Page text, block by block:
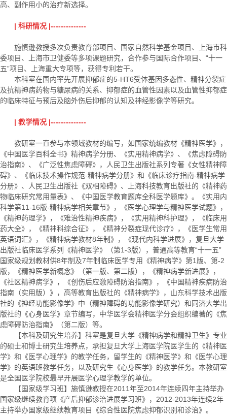
高、副作用小的治疗新选择。
| 科研情况 |--------------
施慎逊教授多次负责教育部项目、国家自然科学基金项目、上海市科
委项目、上海市卫健委等多项课题研究，合作参与国际合作项目、“十一
五”项目、上海重大专项等，获得专利若干。
本科室在国内率先开展抑郁症的5-HT6受体基因多态性、精神分裂症
及抗精神病药物与糖尿病的关系、抑郁症的血管性因素以及血管性抑郁症
的临床特征与预后及脑外伤后抑郁的认知及神经影像学等研究。
| 教学情况 |--------------
教研室一直参与本领域教材的编写，如国家统编教材《精神医学》，
《中国医学百科全书》精神病学分册、《实用精神病学》、《焦虑障碍防
治指南》、《广泛性焦虑障碍》，人民卫生出版社系列专著《女性精神障
碍》、《临床技术操作规范-精神病学分册》和《临床诊疗指南-精神病学
分册》、人民卫生出版社《双相障碍》、上海科技教育出版社的《精神药
物临床研究常用量表》、《中国医学教育题库全科医学题库》。《实用内
科学第11-16版-精神病学相关章节》，《医学心理学与精神医学试题》，
《精神药理学》，《难治性精神疾病》，《实用精神科护理》，《临床用
药大全》，《精神科综合征》，《精神分裂症现代诊疗》，《医学生常用
英语词汇》，《精神病学教材8年制》，《现代内科学进展》，复旦大学
出版社临床医学系列《精神医学》（第1-3版），普通高等教育“十一五”
国家级规划教材供8年制及7年制临床医学专用《精神病学》第1版、第-2
版，《精神医学新概念》（第一版、第二版），《精神病学新进展》，
《社区精神病学》，《创伤后应激障碍防治指南》，《中国精神疾病防治
指南（实用版）》，高等教育出版社的《精神病学》，山东科学技术出版
社的《神经功能影像学》中（精神障碍的功能影像学研究）和同济大学出
版社的《心身医学》章节编写，中华医学会精神医学分会组织编著的《焦
虑障碍防治指南》（第二版）等。
【本科及研究生培养】科室是复旦大学《精神病学和精神卫生》专业
的硕士和博士研究生培养点，承担复旦大学上海医学院医学生的《精神医
学》和《医学心理学》的教学任务，留学生的《精神医学》和《医学心理
学》的英语班教学任务，以及研究生《心身医学》的教学任务。本教研室
是全国医学院校最早开展医学心理学教学的单位。
【国家级学习班】施慎逊教授在2011年至2014年连续四年主持举办
国家级继续教育项《产后抑郁诊治进展学习班》，2012-2013年连续2年
主持举办国家级继续教育项目《综合性医院焦虑抑郁识别和诊治》。